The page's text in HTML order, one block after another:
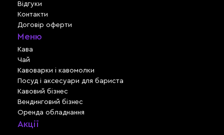
Відгуки
Контакти
Договір оферти
Меню
Кава
Чай
Кавоварки і кавомолки
Посуд і аксесуари для бариста
Кавовий бізнес
Вендинговий бізнес
Оренда обладнання
Акції